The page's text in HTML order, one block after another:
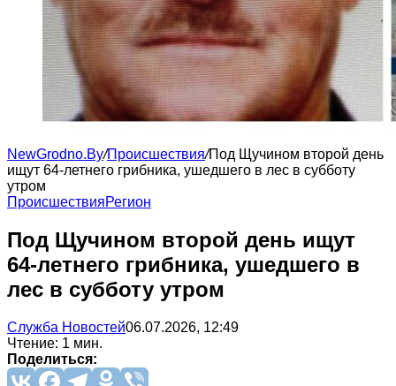
NewGrodno.By/Происшествия/Под Щучином второй день
ищут 64-летнего грибника, ушедшего в лес в субботу
утром
ПроисшествияРегион
Под Щучином второй день ищут
64-летнего грибника, ушедшего в
лес в субботу утром
Служба Новостей06.07.2026, 12:49
Чтение: 1 мин.
Поделиться: